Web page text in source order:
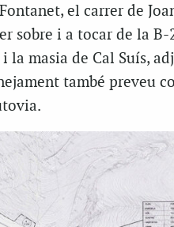
el carrer de
sobre i a tocar de la
la masia de Cal Suís,
també preveu